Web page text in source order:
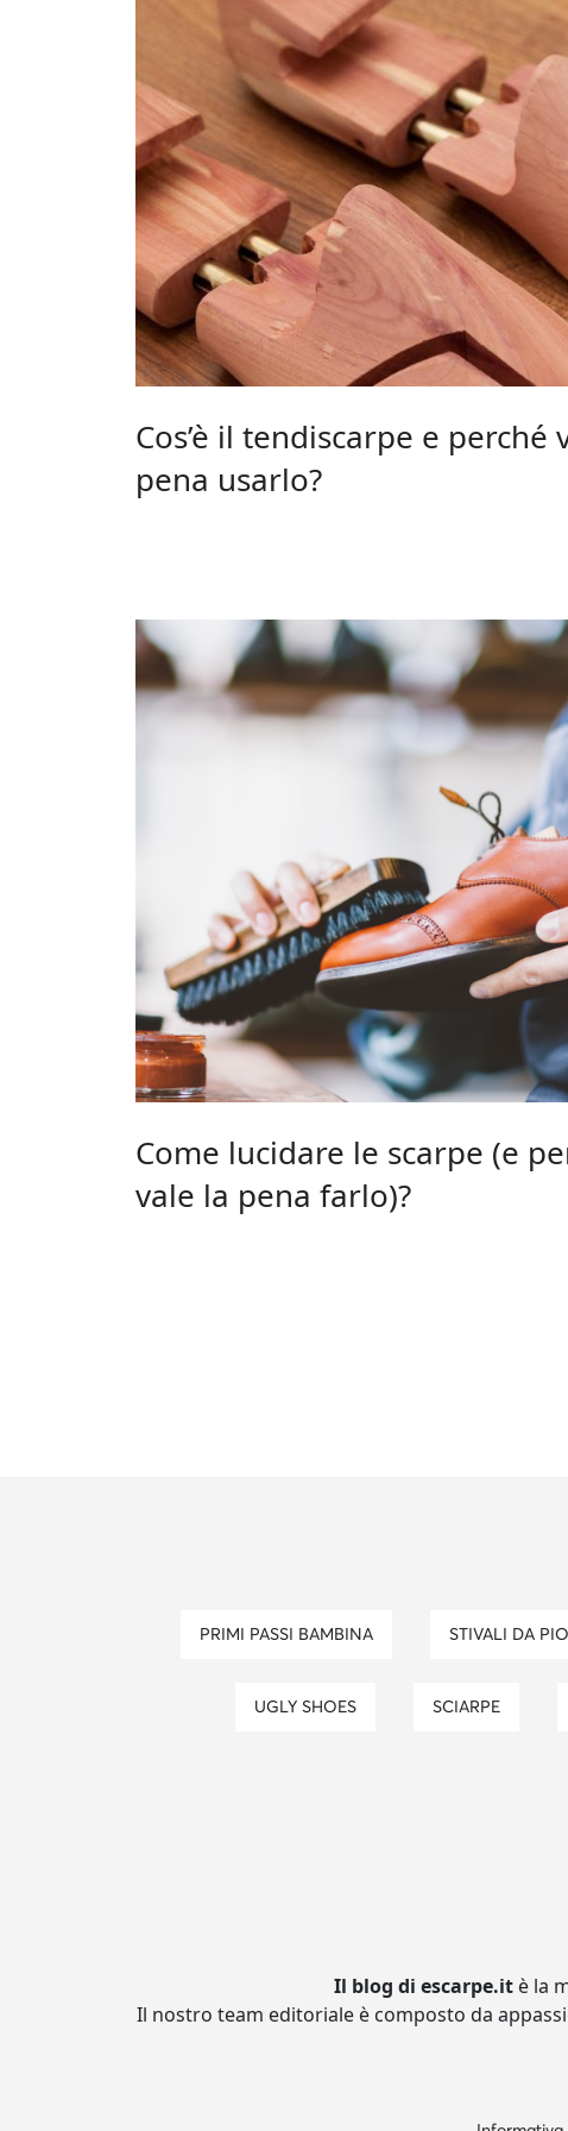
Cos’è il tendiscarpe e perché
pena usarlo?
Come lucidare le scarpe (e
vale la pena farlo)?
PRIMI PASSI BAMBINA STIVALI DA
UGLY SHOES SCIARPE
Il blog di escarpe.it è la
Il nostro team editoriale è composto da